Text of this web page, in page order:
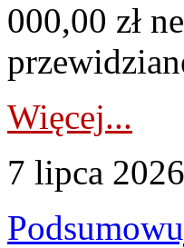
000,00 zł
Więcej...
7 lipca